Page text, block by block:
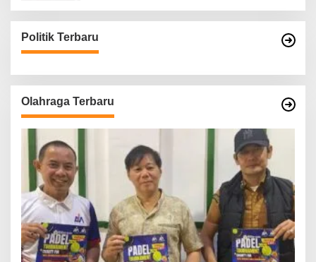
Politik Terbaru
Olahraga Terbaru